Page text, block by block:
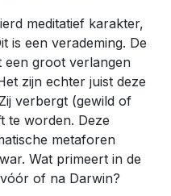
meditatief karakter,
is een verademing. De
een groot verlangen
zijn echter juist deze
verbergt (gewild of
te worden. Deze
metaforen
Wat primeert in de
of na Darwin?